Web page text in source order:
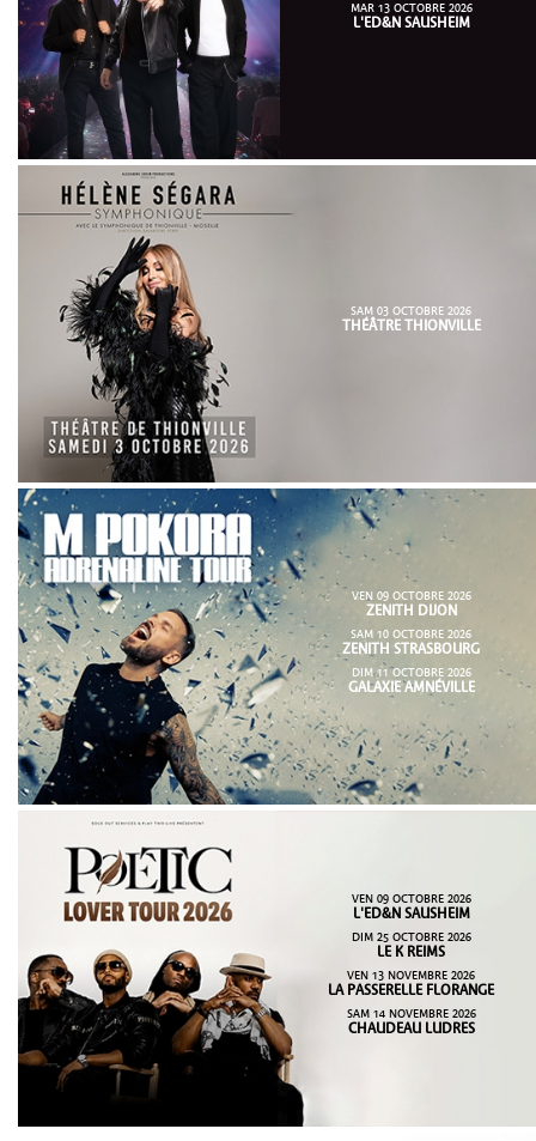
MAR 13 OCTOBRE 2026
L'ED&N SAUSHEIM
SAM 03 OCTOBRE 2026
THÉÂTRE THIONVILLE
VEN 09 OCTOBRE 2026
ZENITH DIJON
SAM 10 OCTOBRE 2026
ZENITH STRASBOURG
DIM 11 OCTOBRE 2026
GALAXIE AMNÉVILLE
VEN 09 OCTOBRE 2026
L'ED&N SAUSHEIM
DIM 25 OCTOBRE 2026
LE K REIMS
VEN 13 NOVEMBRE 2026
LA PASSERELLE FLORANGE
SAM 14 NOVEMBRE 2026
CHAUDEAU LUDRES